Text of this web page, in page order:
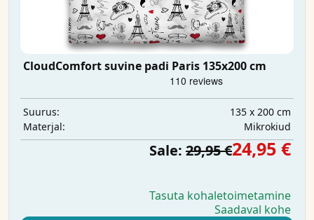
CloudComfort suvine padi Paris 135x200 cm
Suurus:
135 x 200 cm
Materjal:
Mikrokiud
Sale: 29,95 €24,95 €
Tasuta kohaletoimetamine
Saadaval kohe